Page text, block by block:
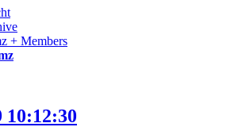
+ Members
10:12:30